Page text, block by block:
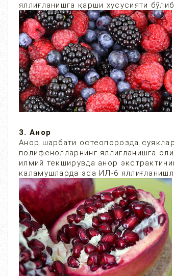
яллиғланишга қарши хусусияти
3. Анор
Анор шарбати остеопорозда
полифенолларнинг яллиғланишга
илмий текширувда анор
каламушларда эса ИЛ-6